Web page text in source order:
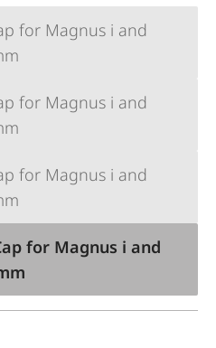
for Magnus i and
for Magnus i and
for Magnus i and
for Magnus i and